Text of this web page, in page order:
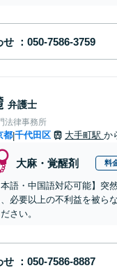
せ
弁護士
法律事務所
都|千代田区 大手町駅 か
大麻・覚醒剤 料
本語・中国語対応可能】
、必要以上の不利益を被ら
さい。
せ